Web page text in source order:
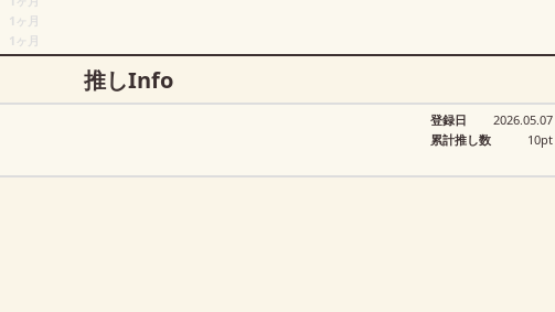
1ヶ月
1ヶ月
推しInfo
登録日
2026.05.07
累計推し数
10pt